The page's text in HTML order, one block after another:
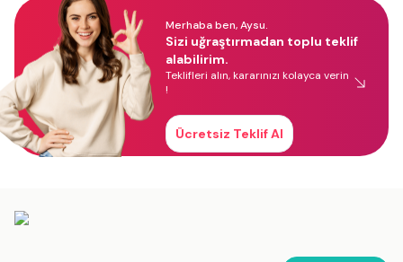
Merhaba ben, Aysu.
Sizi uğraştırmadan toplu teklif
alabilirim.
Teklifleri alın, kararınızı kolayca verin
!
Ücretsiz Teklif Al